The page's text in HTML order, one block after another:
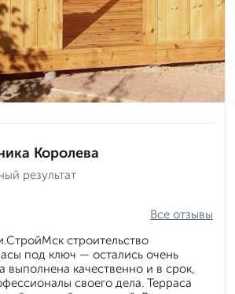
Королева
результат
Все отзывы
строительство
под ключ — остались очень
выполнена качественно и в срок,
своего дела. Терраса